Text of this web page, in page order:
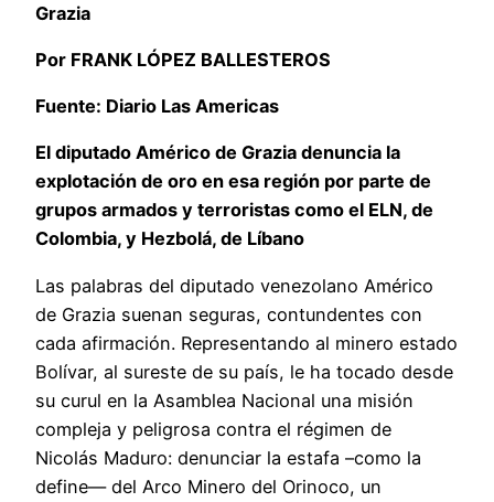
Grazia
Por FRANK LÓPEZ BALLESTEROS
Fuente: Diario Las Americas
El diputado Américo de Grazia denuncia la
explotación de oro en esa región por parte de
grupos armados y terroristas como el ELN, de
Colombia, y Hezbolá, de Líbano
Las palabras del diputado venezolano Américo
de Grazia suenan seguras, contundentes con
cada afirmación. Representando al minero estado
Bolívar, al sureste de su país, le ha tocado desde
su curul en la Asamblea Nacional una misión
compleja y peligrosa contra el régimen de
Nicolás Maduro: denunciar la estafa –como la
define— del Arco Minero del Orinoco, un